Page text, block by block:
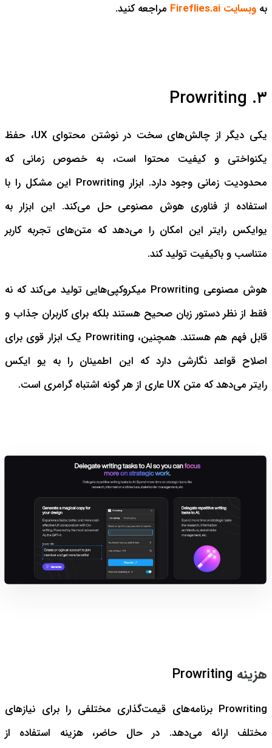
به وبسایت Fireflies.ai مراجعه کنید.
۳. Prowriting
یکی دیگر از چالش‌های سخت در نوشتن محتوای UX، حفظ
یکنواختی و کیفیت محتوا است، به خصوص زمانی که
محدودیت زمانی وجود دارد. ابزار Prowriting این مشکل را با
استفاده از فناوری هوش مصنوعی حل می‌کند. این ابزار به
یوایکس رایتر این امکان را می‌دهد که متن‌های تجربه کاربر
متناسب و باکیفیت تولید کند.
هوش مصنوعی Prowriting میکروکپی‌هایی تولید می‌کند که نه
فقط از نظر دستور زبان صحیح هستند بلکه برای کاربران جذاب و
قابل فهم هم هستند. همچنین، Prowriting یک ابزار قوی برای
اصلاح قواعد نگارشی دارد که این اطمینان را به یو ایکس
رایتر می‌دهد که متن UX عاری از هر گونه اشتباه گرامری است.
هزینه Prowriting
Prowriting برنامه‌های قیمت‌گذاری مختلفی را برای نیازهای
مختلف ارائه می‌دهد. در حال حاضر، هزینه استفاده از